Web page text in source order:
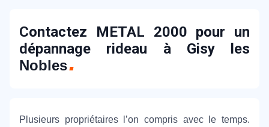
Contactez METAL 2000 pour un
dépannage rideau à Gisy les
Nobles
Plusieurs propriétaires l’on compris avec le temps.